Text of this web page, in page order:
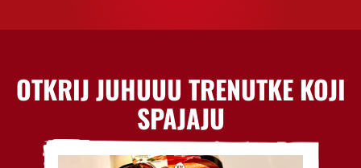
OTKRIJ JUHUUU TRENUTKE KOJI
SPAJAJU